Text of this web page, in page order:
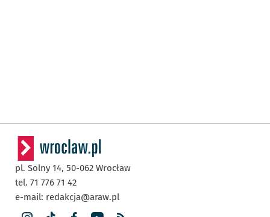
pl. Solny 14, 50-062 Wrocław
tel. 71 776 71 42
e-mail: redakcja@araw.pl